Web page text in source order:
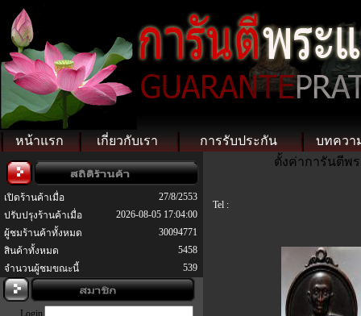
หน้าแรก เกี่ยวกับเรา การรับประกัน บทควา
เปิดร้านค้าเมื่อ
27/8/2553
ปรับปรุงร้านค้าเมื่อ
2026-08-05 17:04:00
ผู้ชมร้านค้าทั้งหมด
30094771
สินค้าทั้งหมด
5458
จำนวนผู้ชมขณะนี้
539
Login
ตั้งค่าการันตีพร
Tel :